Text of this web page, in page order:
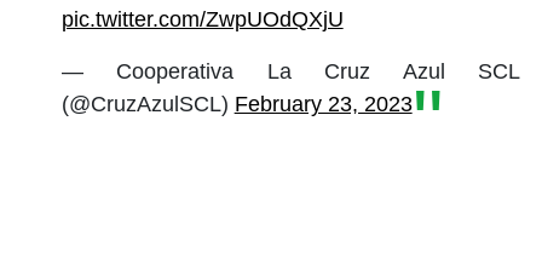
pic.twitter.com/ZwpUOdQXjU
— Cooperativa La Cruz Azul SCL
(@CruzAzulSCL) February 23, 2023